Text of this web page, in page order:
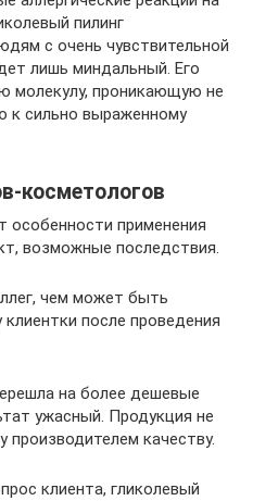
пилинг
с очень чувствительной
лишь миндальный. Его
молекулу, проникающую не
к сильно выраженному
косметологов
применения
возможные последствия.
чем может быть
после проведения
на более дешевые
ужасный. Продукция не
производителем качеству.
клиента, гликолевый